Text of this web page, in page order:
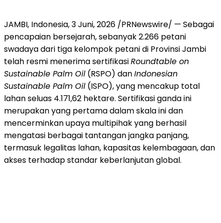
JAMBI, Indonesia,3 Juni, 2026 /PRNewswire/ — Sebagai
pencapaian bersejarah, sebanyak 2.266 petani
swadaya dari tiga kelompok petani di Provinsi Jambi
telah resmi menerima sertifikasiRoundtable on
Sustainable Palm Oil (RSPO) danIndonesian
Sustainable Palm Oil (ISPO), yang mencakup total
lahan seluas 4.171,62 hektare. Sertifikasi ganda ini
merupakan yang pertama dalam skala ini dan
mencerminkan upaya multipihak yang berhasil
mengatasi berbagai tantangan jangka panjang,
termasuk legalitas lahan, kapasitas kelembagaan, dan
akses terhadap standar keberlanjutan global.